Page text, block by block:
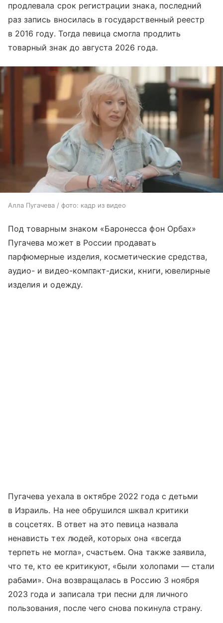
продлевала срок регистрации знака, последний
раз запись вносилась в государственный реестр
в 2016 году. Тогда певица смогла продлить
товарный знак до августа 2026 года.
Алла Пугачева / фото: кадр из видео
Под товарным знаком «Баронесса фон Орбах»
Пугачева может в России продавать
парфюмерные изделия, косметические средства,
аудио- и видео-компакт-диски, книги, ювелирные
изделия и одежду.
Пугачева уехала в октябре 2022 года с детьми
в Израиль. На нее обрушился шквал критики
в соцсетях. В ответ на это певица назвала
ненависть тех людей, которых она «всегда
терпеть не могла», счастьем. Она также заявила,
что те, кто ее критикуют, «были холопами — стали
рабами». Она возвращалась в Россию 3 ноября
2023 года и записала три песни для личного
пользования, после чего снова покинула страну.